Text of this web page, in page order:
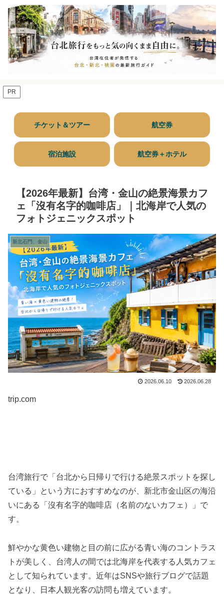
PR
チケット＆ツアー 航空券
宿泊施設 航空券＋ホテル
【2026年最新】台湾・金山の絶景海景カフ
ェ「沒有名字的咖啡店」｜北海岸で人気の
フォトジェニックスポット
新北石門、金山
2026.06.10 2026.06.28
trip.com
台湾旅行で「台北から日帰りで行ける絶景スポットを探し
ている」という方におすすめなのが、新北市金山区の海沿
いにある「沒有名字的咖啡店（名前のないカフェ）」で
す。
鮮やかな黄色い建物と目の前に広がる青い海のコントラス
トが美しく、台湾人の間では北海岸を代表する人気カフェ
として知られています。近年はSNSや旅行ブログで話題
となり、日本人観光客の訪問も増えています。